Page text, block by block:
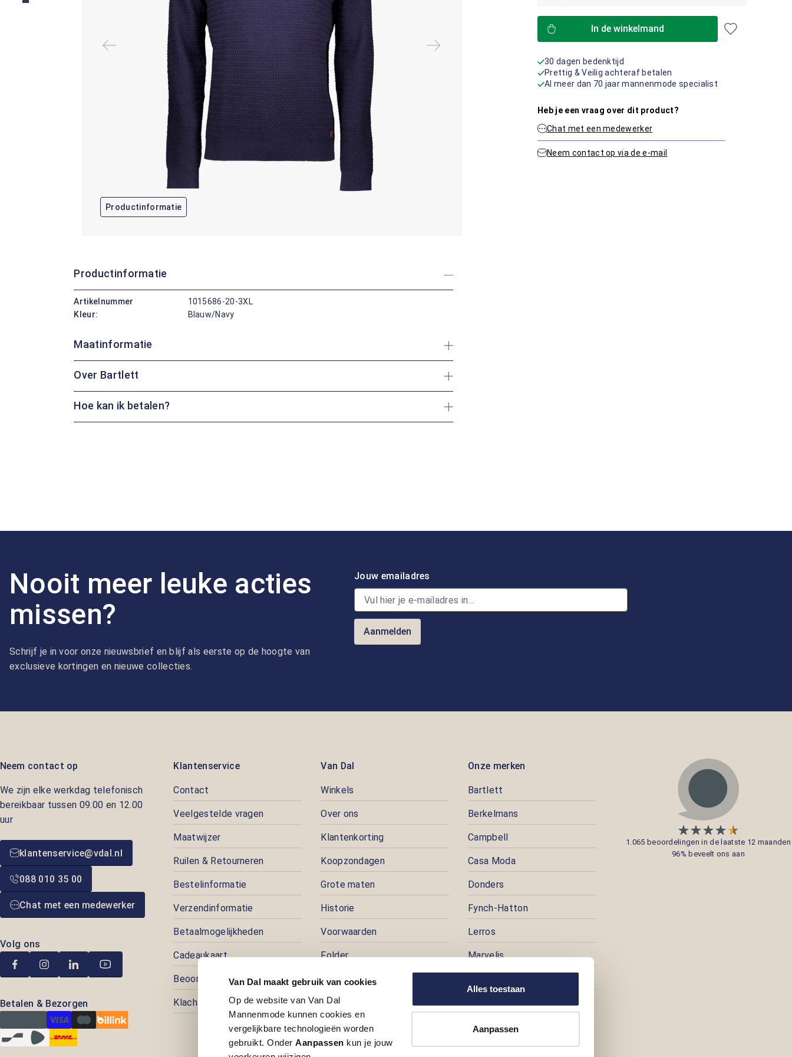
Van Dal maakt gebruik van cookies
Op de website van Van Dal
Mannenmode kunnen cookies en
vergelijkbare technologieën worden
gebruikt. OnderAanpassen kun je jouw
Alles toestaan
Aanpassen
Productinformatie
In de winkelmand
30 dagen bedenktijd
Prettig & Veilig achteraf betalen
Al meer dan 70 jaar mannenmode specialist
Heb je een vraag over dit product?
Chat met een medewerker
Neem contact op via de e-mail
Productinformatie
Artikelnummer
1015686-20-3XL
Kleur:
Blauw/Navy
Maatinformatie
Over Bartlett
Hoe kan ik betalen?
Nooit meer leuke acties
missen?
Schrijf je in voor onze nieuwsbrief en blijf als eerste op de hoogte van
exclusieve kortingen en nieuwe collecties.
Jouw emailadres
Aanmelden
Neem contact op
We zijn elke werkdag telefonisch
bereikbaar tussen 09.00 en 12.00
uur
klantenservice@vdal.nl
088 010 35 00
Chat met een medewerker
Volg ons
Betalen & Bezorgen
Klantenservice
Contact
Veelgestelde vragen
Maatwijzer
Ruilen & Retourneren
Bestelinformatie
Verzendinformatie
Betaalmogelijkheden
Cadeaukaart
Beoordelingen
Klachtenafhandeling
Van Dal
Winkels
Over ons
Klantenkorting
Koopzondagen
Grote maten
Historie
Voorwaarden
Folder
Pers
Prijspuzzel
Vacatures
Onze merken
Bartlett
Berkelmans
Campbell
Casa Moda
Donders
Fynch-Hatton
Lerros
Marvelis
1.065 beoordelingen in de laatste 12 maanden
96% beveelt ons aan